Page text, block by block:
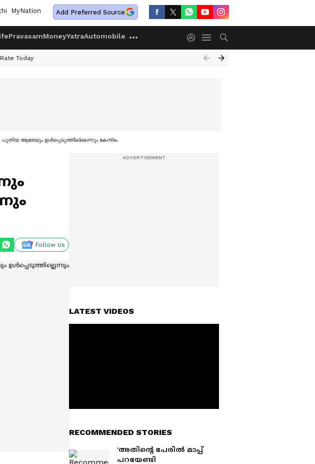
MyNation Add Preferred Source
PravasamMoneyYatraAutomobile
Today
പുതിയ ആരേയും ഉൾപ്പെടുത്തില്ലെന്നും കേന്ദ്രം
Follow Us
LATEST VIDEOS
RECOMMENDED STORIES
'അതിന്റെ പേരിൽ മാപ്പ്
പറയേണ്ടി